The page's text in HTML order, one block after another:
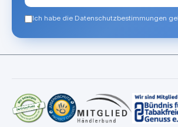
Ich habe die Datenschutzbestimmungen